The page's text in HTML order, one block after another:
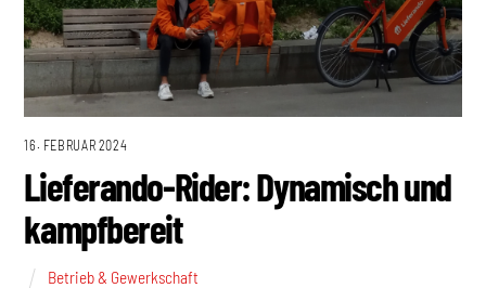
16. FEBRUAR 2024
Lieferando-Rider: Dynamisch und
kampfbereit
Betrieb & Gewerkschaft